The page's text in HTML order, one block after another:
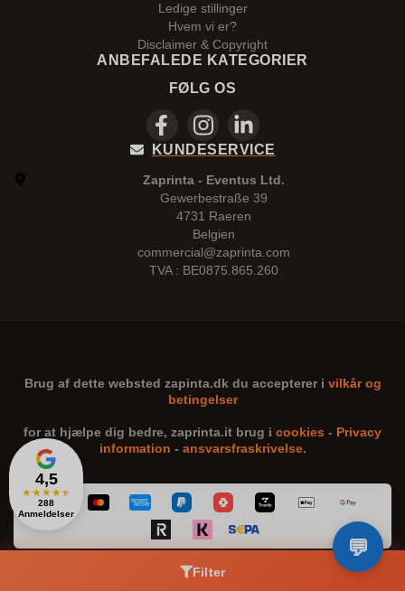
Filter
4,5
★★★★★
288
Anmeldelser
Ledige stillinger
Hvem vi er?
Disclaimer & Copyright
ANBEFALEDE KATEGORIER
FØLG OS
KUNDESERVICE
Zaprinta - Eventus Ltd.
Gewerbestraße 39
4731 Raeren
Belgien
commercial@zaprinta.com
TVA : BE0875.865.260
Brug af dette websted zapinta.dk du accepterer i vilkår og
betingelser
for at hjælpe dig bedre, zaprinta.it brug i cookies - Privacy
information - ansvarsfraskrivelse.